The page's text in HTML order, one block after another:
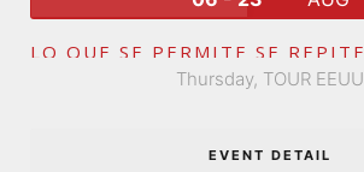
Thursday, TOUR EEUU
EVENT DETAIL